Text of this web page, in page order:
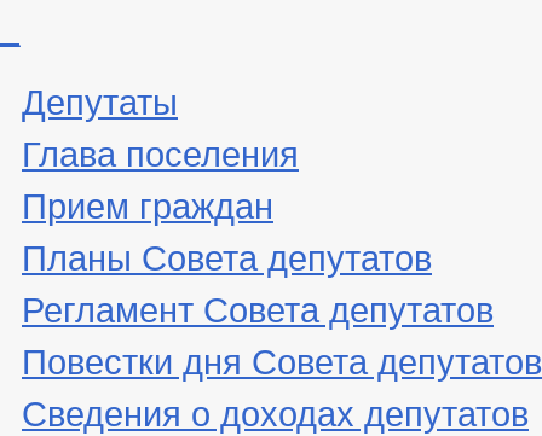
Депутаты
Глава поселения
Прием граждан
Планы Совета депутатов
Регламент Совета депутатов
Повестки дня Совета депутатов
Сведения о доходах депутатов